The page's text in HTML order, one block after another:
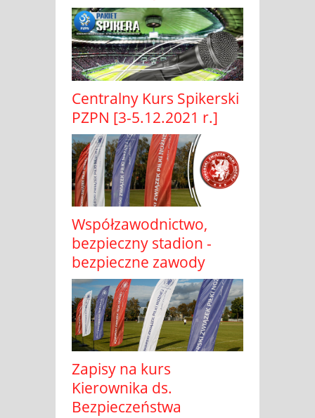
Centralny Kurs Spikerski
PZPN [3-5.12.2021 r.]
Współzawodnictwo,
bezpieczny stadion -
bezpieczne zawody
Zapisy na kurs
Kierownika ds.
Bezpieczeństwa